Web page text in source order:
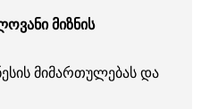
მიზნის
მიმართულებას და